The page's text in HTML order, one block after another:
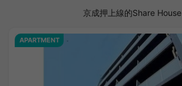
京成押上線的Share House
APARTMENT